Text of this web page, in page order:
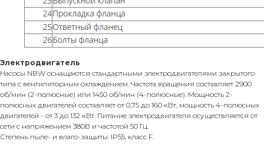
Электродвигатель
Насосы NBW оснащаются стандартными электродвигателями закрытого
типа с вентиляторным охлаждением. Частота вращения составляет 2900
об/мин (2-полюсные) или 1450 об/мин (4-полюсные). Мощность 2-
полюсных двигателей составляет от 0,75 до 160 кВт, мощность 4-полюсных
двигателей - от 3 до 132 кВт. Питание электродвигателя осуществляется от
сети с напряжением 380В и частотой 50 Гц.
Степень пыле- и влаго-защиты: IP55, класс F.